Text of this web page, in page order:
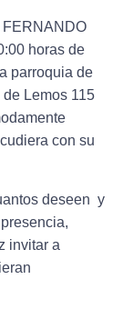
FERNANDO
horas de
parroquia de
Lemos 115
con su
deseen y
invitar a